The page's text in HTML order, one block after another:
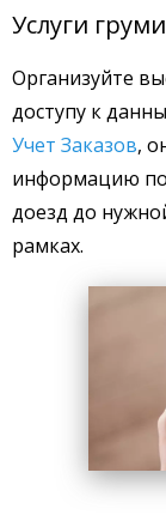
Услуги
Организуйте
доступу к
Учет Заказов,
информацию по
доезд до
рамках.